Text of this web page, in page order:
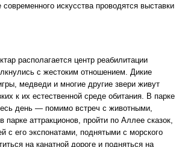
искусства проводятся выставки
располагается центр реабилитации
с жестоким отношением. Дикие
медведи и многие другие звери живут
к их естественной среде обитания. В парке
день — помимо встреч с животными,
парке аттракционов, пройти по Аллее сказок,
с его экспонатами, поднятыми с морского
на канатной дороге и подняться на